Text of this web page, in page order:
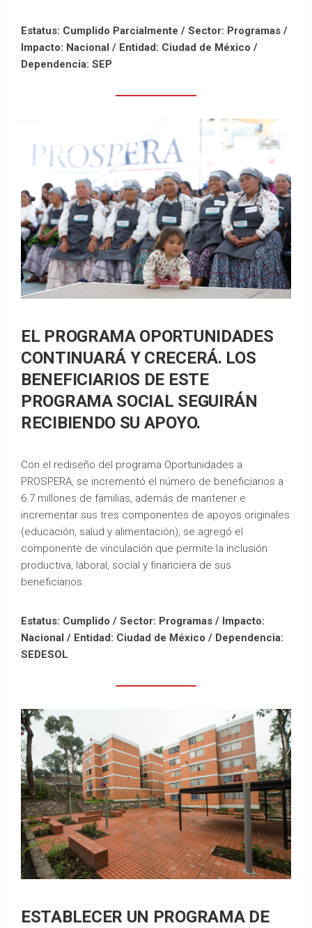
Estatus: Cumplido Parcialmente / Sector: Programas /
Impacto: Nacional / Entidad: Ciudad de México /
Dependencia: SEP
EL PROGRAMA OPORTUNIDADES
CONTINUARÁ Y CRECERÁ. LOS
BENEFICIARIOS DE ESTE
PROGRAMA SOCIAL SEGUIRÁN
RECIBIENDO SU APOYO.
Con el rediseño del programa Oportunidades a
PROSPERA, se incrementó el número de beneficiarios a
6.7 millones de familias, además de mantener e
incrementar sus tres componentes de apoyos originales
(educación, salud y alimentación), se agregó el
componente de vinculación que permite la inclusión
productiva, laboral, social y financiera de sus
beneficiarios.
Estatus: Cumplido / Sector: Programas / Impacto:
Nacional / Entidad: Ciudad de México / Dependencia:
SEDESOL
ESTABLECER UN PROGRAMA DE